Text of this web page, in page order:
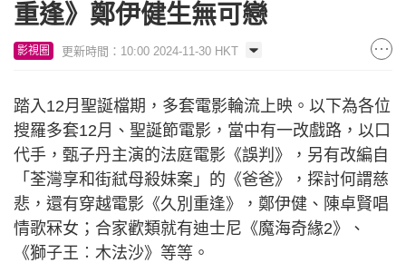
重逢》鄭伊健生無可戀
影視圈 更新時間：10:00 2024-11-30 HKT
踏入12月聖誕檔期，多套電影輪流上映。以下為各位
搜羅多套12月、聖誕節電影，當中有一改戲路，以口
代手，甄子丹主演的法庭電影《誤判》，另有改編自
「荃灣享和街弒母殺妹案」的《爸爸》，探討何謂慈
悲，還有穿越電影《久別重逢》，鄭伊健、陳卓賢唱
情歌冧女；合家歡類就有迪士尼《魔海奇緣2》、
《獅子王︰木法沙》等等。